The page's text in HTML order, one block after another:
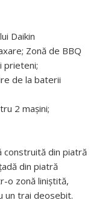
Daikin
Zonă de BBQ
prieteni;
de la baterii
2 mașini;
construită din piatră
din piatră
o zonă liniștită,
un trai deosebit.